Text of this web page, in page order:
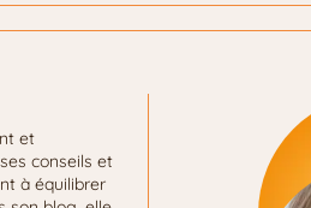
et
conseils et
à équilibrer